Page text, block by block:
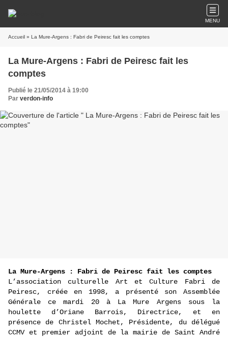
MENU
Accueil » La Mure-Argens : Fabri de Peiresc fait les comptes
La Mure-Argens : Fabri de Peiresc fait les
comptes
Publié le 21/05/2014 à 19:00
Par verdon-info
La Mure-Argens : Fabri de Peiresc fait les comptes
L’association culturelle Art et Culture Fabri de
Peiresc, créée en 1998, a présenté son Assemblée
Générale ce mardi 20 à La Mure Argens sous la
houlette d’Oriane Barrois, Directrice, et en
présence de Christel Mochet, Présidente, du délégué
CCMV et premier adjoint de la mairie de Saint André